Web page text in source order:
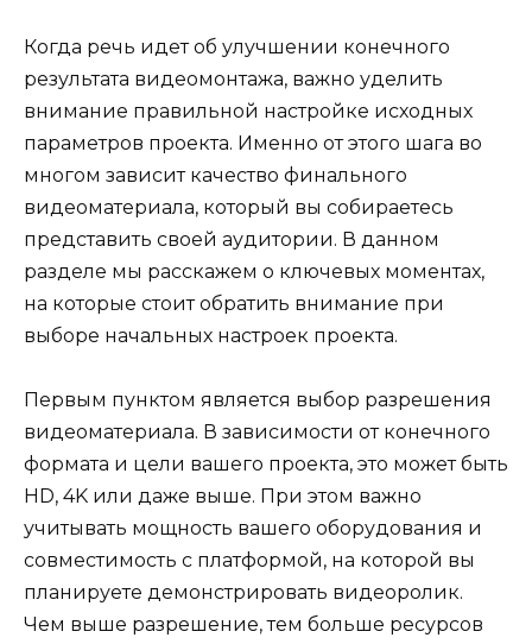
Когда речь идет об улучшении конечного
результата видеомонтажа, важно уделить
внимание правильной настройке исходных
параметров проекта. Именно от этого шага во
многом зависит качество финального
видеоматериала, который вы собираетесь
представить своей аудитории. В данном
разделе мы расскажем о ключевых моментах,
на которые стоит обратить внимание при
выборе начальных настроек проекта.
Первым пунктом является выбор разрешения
видеоматериала. В зависимости от конечного
формата и цели вашего проекта, это может быть
HD, 4K или даже выше. При этом важно
учитывать мощность вашего оборудования и
совместимость с платформой, на которой вы
планируете демонстрировать видеоролик.
Чем выше разрешение, тем больше ресурсов